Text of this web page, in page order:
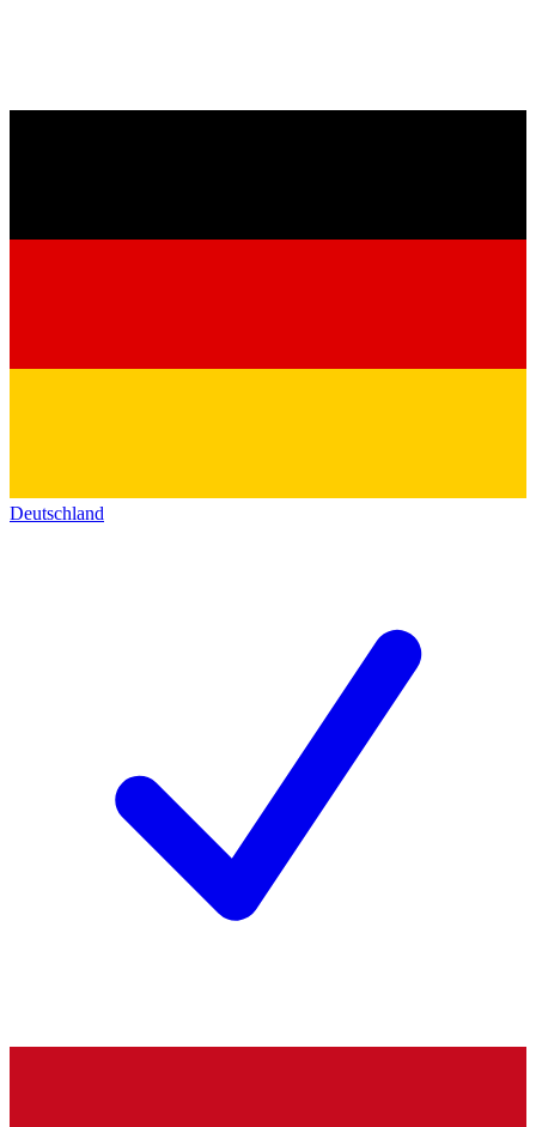
Deutschland